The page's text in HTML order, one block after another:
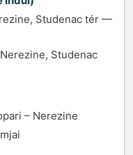
Studenac tér —
Studenac
– Nerezine